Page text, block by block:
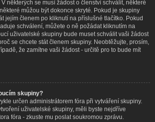
některých se musí žádost o členství schválit, některé
můžou být dokonce skryté. Pokud je skupiny
jejím členem po kliknutí na příslušné tlačítko. Pokud
schválení, můžete o ně požádat kliknutím na
uživatelské skupiny bude muset schválit vaši žádost
se chcete stát členem skupiny. Neobtěžujte, prosím,
že zamítne vaši žádost - určitě pro to bude mít
skupiny?
určen administrátorem fóra při vytváření skupiny.
uživatelské skupiny, měli byste nejdříve
fóra - zkuste mu poslat soukromou zprávu.